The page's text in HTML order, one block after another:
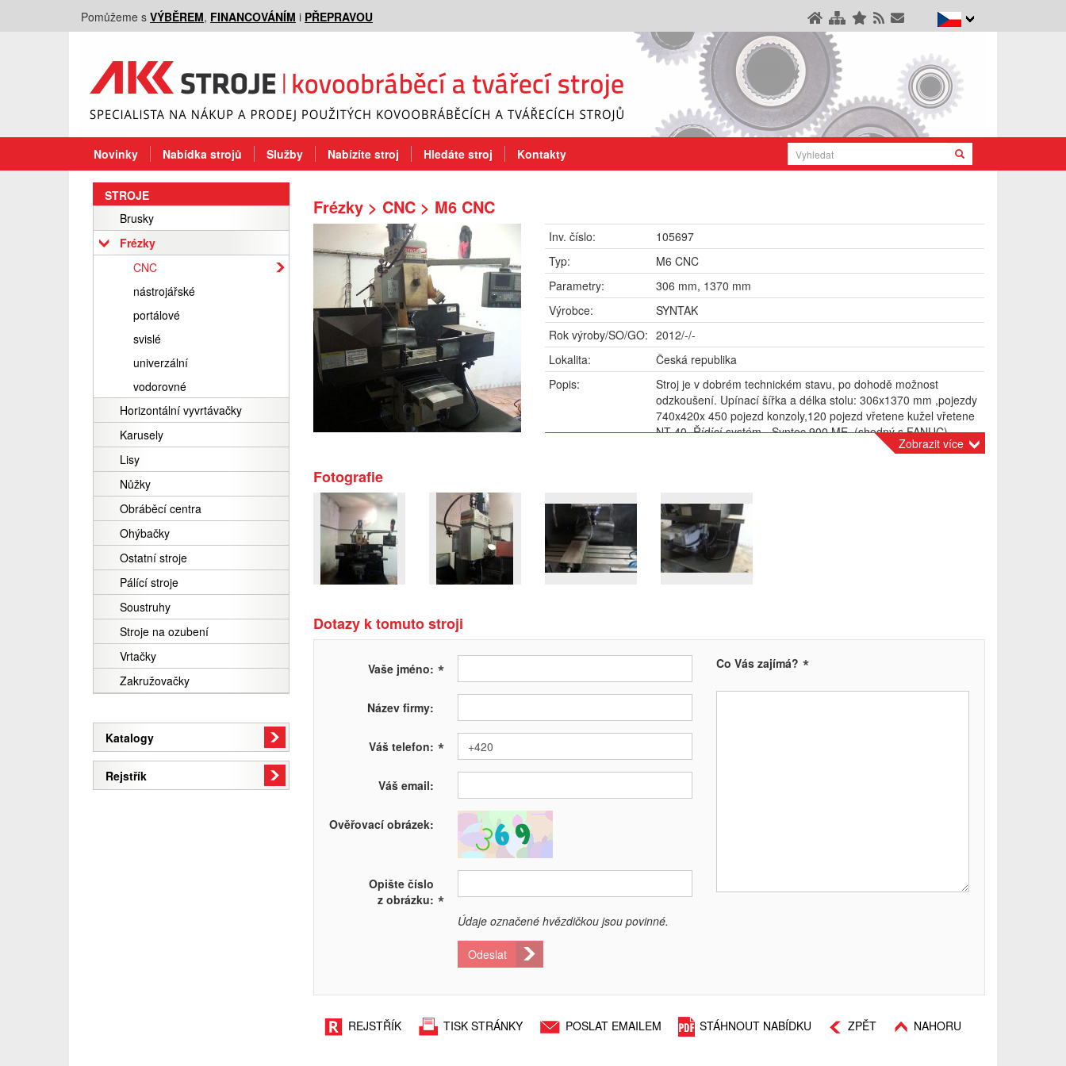
Pomůžeme s VÝBĚREM, FINANCOVÁNÍM i PŘEPRAVOU
Novinky Nabídka strojů Služby Nabízíte stroj Hledáte stroj Kontakty
STROJE
Brusky
Frézky
CNC
nástrojářské
portálové
svislé
univerzální
vodorovné
Horizontální vyvrtávačky
Karusely
Lisy
Nůžky
Obráběcí centra
Ohýbačky
Ostatní stroje
Pálící stroje
Soustruhy
Stroje na ozubení
Vrtačky
Zakružovačky
Katalogy
Rejstřík
Frézky > CNC > M6 CNC
Inv. číslo:
105697
Typ:
M6 CNC
Parametry:
306 mm, 1370 mm
Výrobce:
SYNTAK
Rok výroby/SO/GO: 2012/-/-
Lokalita:
Česká republika
Popis:
Stroj je v dobrém technickém stavu, po dohodě možnost
odzkoušení. Upínací šířka a délka stolu: 306x1370 mm ,pojezdy
740x420x 450 pojezd konzoly,120 pojezd vřetene kužel vřetene
NT 40. Řídící systém - Syntec 900 ME, (shodný s FANUC).
Možnost dokoupení příslušenství - frézy,vrtáky, upínač MK 40,
Zobrazit více
Fotografie
Dotazy k tomuto stroji
Co Vás zajímá? *
Vaše jméno: *
Název firmy:
Váš telefon: *
Váš email:
Ověřovací obrázek:
Opište číslo
z obrázku: *
Údaje označené hvězdičkou jsou povinné.
Odeslat
REJSTŘÍK TISK STRÁNKY POSLAT EMAILEM STÁHNOUT NABÍDKU ZPĚT NAHORU